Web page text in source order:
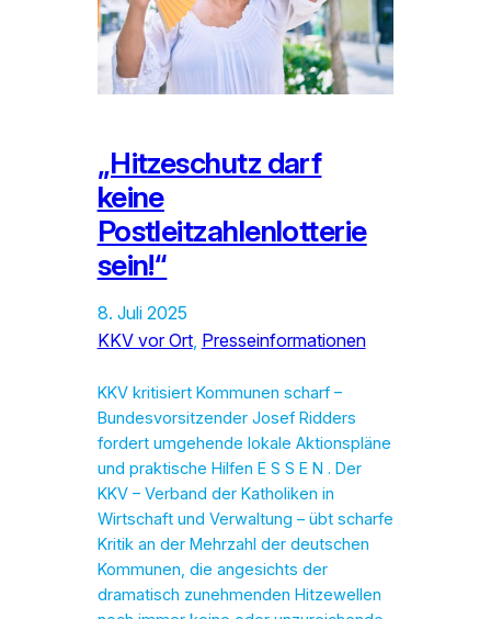
„Hitzeschutz darf
keine
Postleitzahlenlotterie
sein!“
8. Juli 2025
KKV vor Ort, Presseinformationen
KKV kritisiert Kommunen scharf –
Bundesvorsitzender Josef Ridders
fordert umgehende lokale Aktionspläne
und praktische Hilfen E S S E N . Der
KKV – Verband der Katholiken in
Wirtschaft und Verwaltung – übt scharfe
Kritik an der Mehrzahl der deutschen
Kommunen, die angesichts der
dramatisch zunehmenden Hitzewellen